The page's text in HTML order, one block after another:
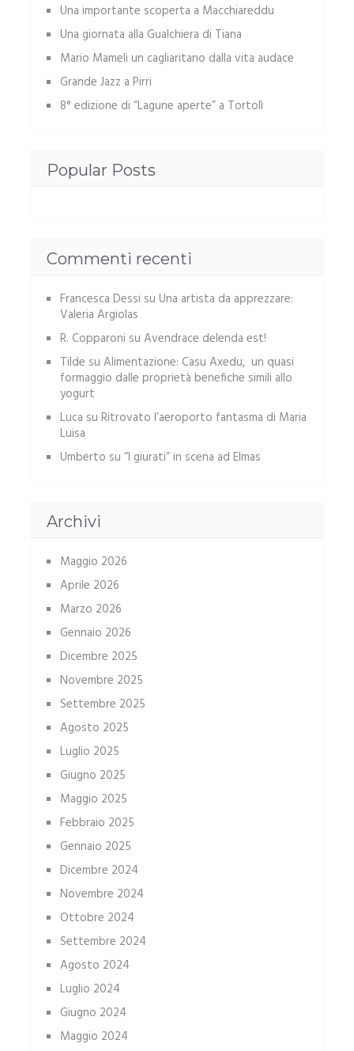
Una importante scoperta a Macchiareddu
Una giornata alla Gualchiera di Tiana
Mario Mameli un cagliaritano dalla vita audace
Grande Jazz a Pirri
8° edizione di “Lagune aperte” a Tortolì
Popular Posts
Commenti recenti
Francesca Dessi su Una artista da apprezzare:
Valeria Argiolas
R. Copparoni su Avendrace delenda est!
Tilde su Alimentazione: Casu Axedu, un quasi
formaggio dalle proprietà benefiche simili allo
yogurt
Luca su Ritrovato l’aeroporto fantasma di Maria
Luisa
Umberto su “I giurati” in scena ad Elmas
Archivi
Maggio 2026
Aprile 2026
Marzo 2026
Gennaio 2026
Dicembre 2025
Novembre 2025
Settembre 2025
Agosto 2025
Luglio 2025
Giugno 2025
Maggio 2025
Febbraio 2025
Gennaio 2025
Dicembre 2024
Novembre 2024
Ottobre 2024
Settembre 2024
Agosto 2024
Luglio 2024
Giugno 2024
Maggio 2024